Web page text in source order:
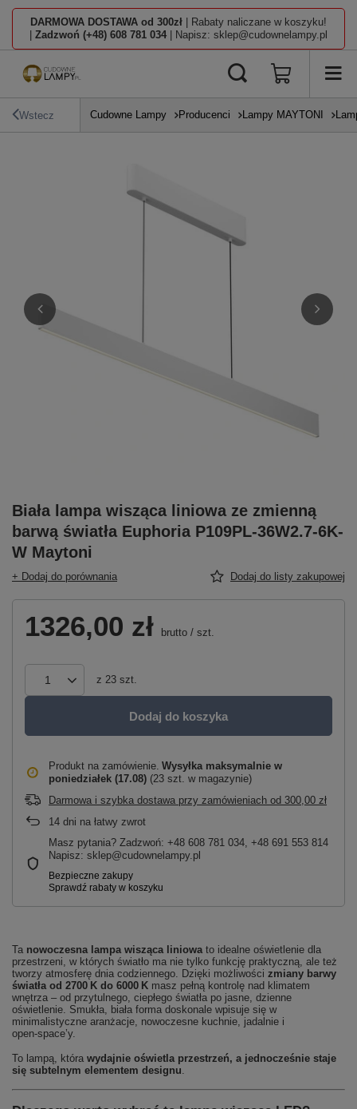
DARMOWA DOSTAWA od 300zł | Rabaty naliczane w koszyku!
Zadzwoń (+48) 608 781 034 | Napisz: sklep@cudownelampy.pl
Wstecz Cudowne Lampy Producenci Lampy MAYTONI
Biała lampa wisząca liniowa ze zmienną
barwą światła Euphoria P109PL-36W2.7-6K-
W Maytoni
+ Dodaj do porównania Dodaj do listy zakupowej
1326,00 zł brutto / szt.
z 23 szt.
Dodaj do koszyka
Produkt na zamówienie Wysyłka maksymalnie w
poniedziałek (17.08) (23 szt. w magazynie)
Darmowa i szybka dostawa przy zamówieniach od 300,00 zł
14 dni na łatwy zwrot
Masz pytania? Zadzwoń: +48 608 781 034, +48 691 553 814
Napisz: sklep@cudownelampy.pl
Ta nowoczesna lampa wisząca liniowato idealne oświetlenie dla
przestrzeni, w których światło ma nie tylko funkcję praktyczną, ale też
tworzy atmosferę dnia codziennego. Dzięki możliwości zmiany barwy
światła od 2700 K do 6000 K masz pełną kontrolę nad klimatem
wnętrza – od przytulnego, ciepłego światła po jasne, dzienne
oświetlenie. Smukła, biała forma doskonale wpisuje się w
minimalistyczne aranżacje, nowoczesne kuchnie, jadalnie i
open‑space’y.
To lampą, która wydajnie oświetla przestrzeń, a jednocześnie staje
się subtelnym elementem designu.